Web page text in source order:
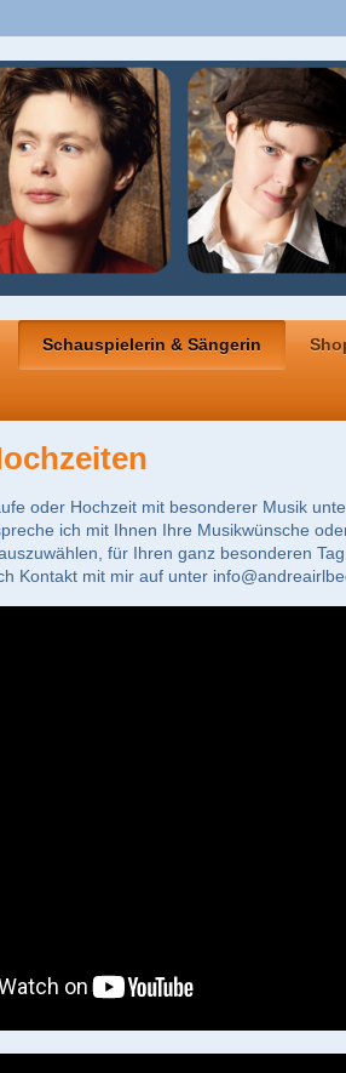
Schauspielerin & Sängerin
oder Hochzeit mit besonderer Musik
ich mit Ihnen Ihre Musikwünsche
für Ihren ganz besonderen
Kontakt mit mir auf unter